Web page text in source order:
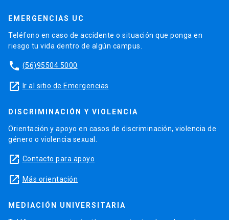
EMERGENCIAS UC
Teléfono en caso de accidente o situación que ponga en
riesgo tu vida dentro de algún campus.
phone (56)95504 5000
launch Ir al sitio de Emergencias
DISCRIMINACIÓN Y VIOLENCIA
Orientación y apoyo en casos de discriminación, violencia de
género o violencia sexual.
launch Contacto para apoyo
launch Más orientación
MEDIACIÓN UNIVERSITARIA